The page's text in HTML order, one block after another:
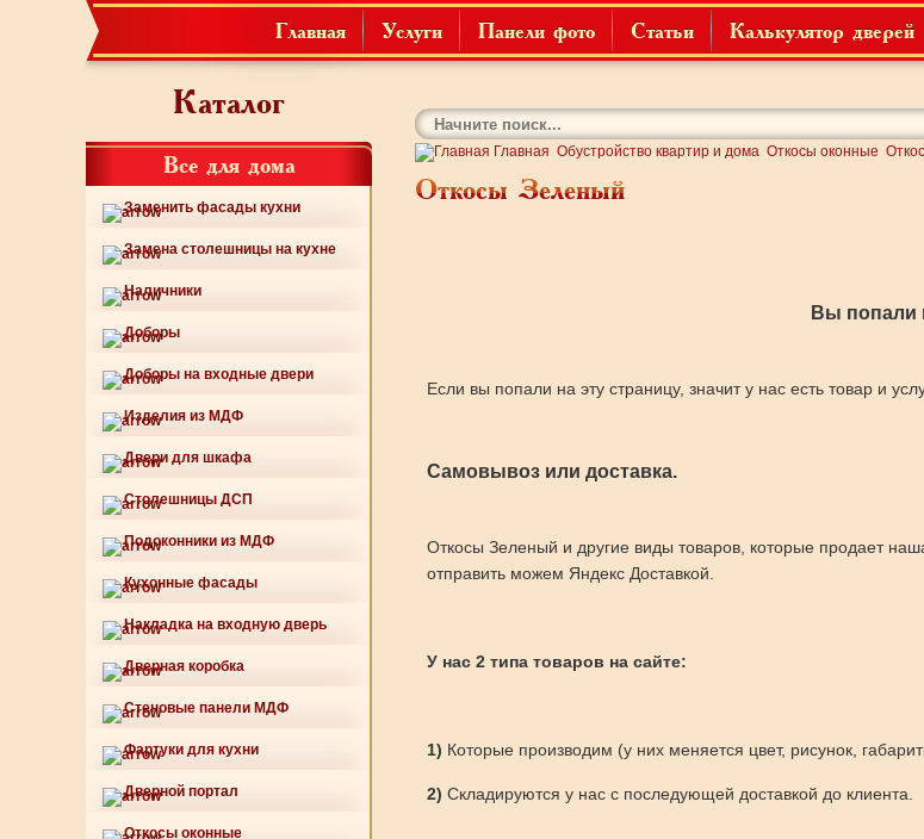
Главная Услуги Панели фото Статьи Калькулятор дверей
Каталог
Все для дома
Заменить фасады кухни
Замена столешницы на кухне
Наличники
Доборы
Доборы на входные двери
Изделия из МДФ
Двери для шкафа
Столешницы ДСП
Подоконники из МДФ
Кухонные фасады
Накладка на входную дверь
Дверная коробка
Стеновые панели МДФ
Фартуки для кухни
Дверной портал
Откосы оконные
Главная Обустройство квартир и дома Откосы оконные
Откосы Зеленый
Вы попали
Если вы попали на эту страницу, значит у нас есть товар и
Самовывоз или доставка.
Откосы Зеленый и другие виды товаров, которые продает
отправить можем Яндекс Доставкой.
У нас 2 типа товаров на сайте:
1) Которые производим (у них меняется цвет, рисунок,
2) Складируются у нас с последующей доставкой до клиента.